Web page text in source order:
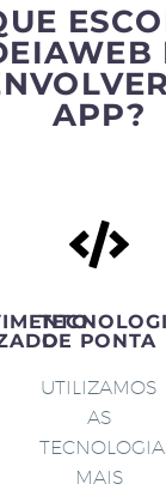
APP?
DE PONTA
UTILIZAMOS
AS
MAIS